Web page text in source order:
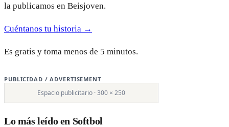
la publicamos en Beisjoven.
Cuéntanos tu historia →
Es gratis y toma menos de 5 minutos.
PUBLICIDAD / ADVERTISEMENT
Espacio publicitario · 300 × 250
Lo más leído en Softbol